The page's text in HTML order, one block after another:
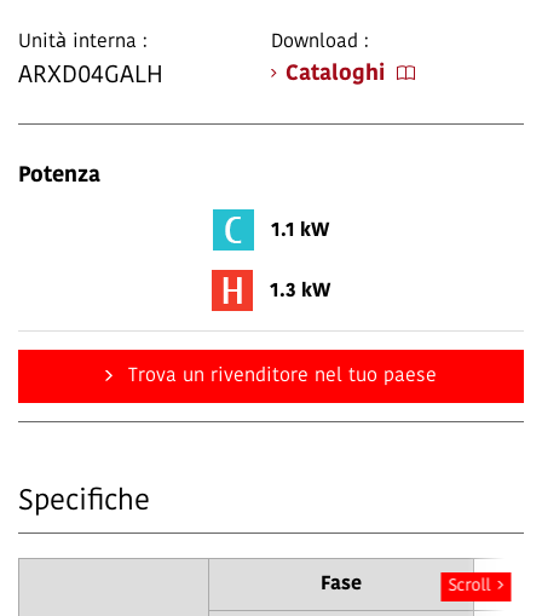
Unità interna :
ARXD04GALH
Download :
Cataloghi
Potenza
1.1 kW
1.3 kW
Trova un rivenditore nel tuo paese
Specifiche
Fase Scroll